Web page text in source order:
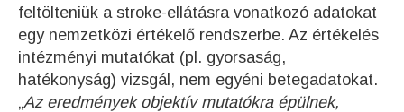
feltölteniük a stroke-ellátásra vonatkozó adatokat
egy nemzetközi értékelő rendszerbe. Az értékelés
intézményi mutatókat (pl. gyorsaság,
hatékonyság) vizsgál, nem egyéni betegadatokat.
„Az eredmények objektív mutatókra épülnek,